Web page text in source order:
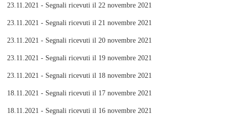
23.11.2021 - Segnali ricevuti il 22 novembre 2021
23.11.2021 - Segnali ricevuti il 21 novembre 2021
23.11.2021 - Segnali ricevuti il 20 novembre 2021
23.11.2021 - Segnali ricevuti il 19 novembre 2021
23.11.2021 - Segnali ricevuti il 18 novembre 2021
18.11.2021 - Segnali ricevuti il 17 novembre 2021
18.11.2021 - Segnali ricevuti il 16 novembre 2021